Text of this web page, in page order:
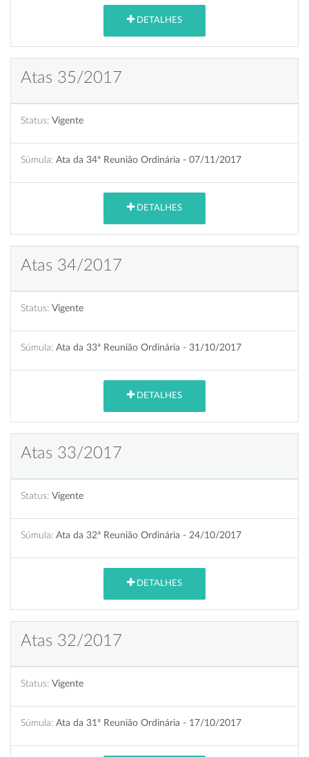
DETALHES
Atas 35/2017
Status: Vigente
Súmula: Ata da 34ª Reunião Ordinária - 07/11/2017
DETALHES
Atas 34/2017
Status: Vigente
Súmula: Ata da 33ª Reunião Ordinária - 31/10/2017
DETALHES
Atas 33/2017
Status: Vigente
Súmula: Ata da 32ª Reunião Ordinária - 24/10/2017
DETALHES
Atas 32/2017
Status: Vigente
Súmula: Ata da 31ª Reunião Ordinária - 17/10/2017